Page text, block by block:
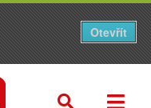
Otevřít